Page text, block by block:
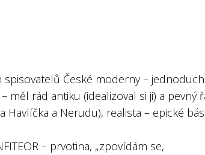
České moderny –
měl rád antiku (idealizoval si ji) a pevný
Havlíčka a Nerudu), realista – epické
– prvotina, „zpovídám se,